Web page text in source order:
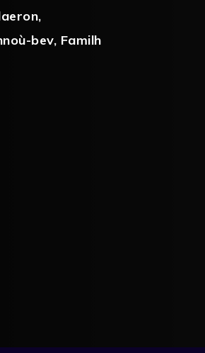
,
bev, Familh